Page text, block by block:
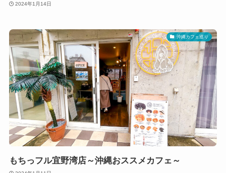
2024年1月14日
沖縄カフェ巡り
もちっフル宜野湾店～沖縄おススメカフェ～